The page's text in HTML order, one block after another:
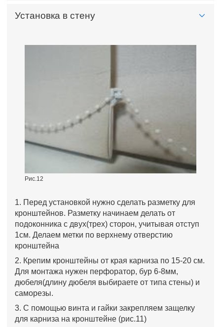
Установка в стену
Рис.12
1. Перед установкой нужно сделать разметку для
кронштейнов. Разметку начинаем делать от
подоконника с двух(трех) сторон, учитывая отступ
1см. Делаем метки по верхнему отверстию
кронштейна
2. Крепим кронштейны от края карниза по 15-20 см.
Для монтажа нужен перфоратор, бур 6-8мм,
дюбеля(длину дюбеля выбираете от типа стены) и
саморезы.
3. С помощью винта и гайки закрепляем защелку
для карниза на кронштейне (рис.11)